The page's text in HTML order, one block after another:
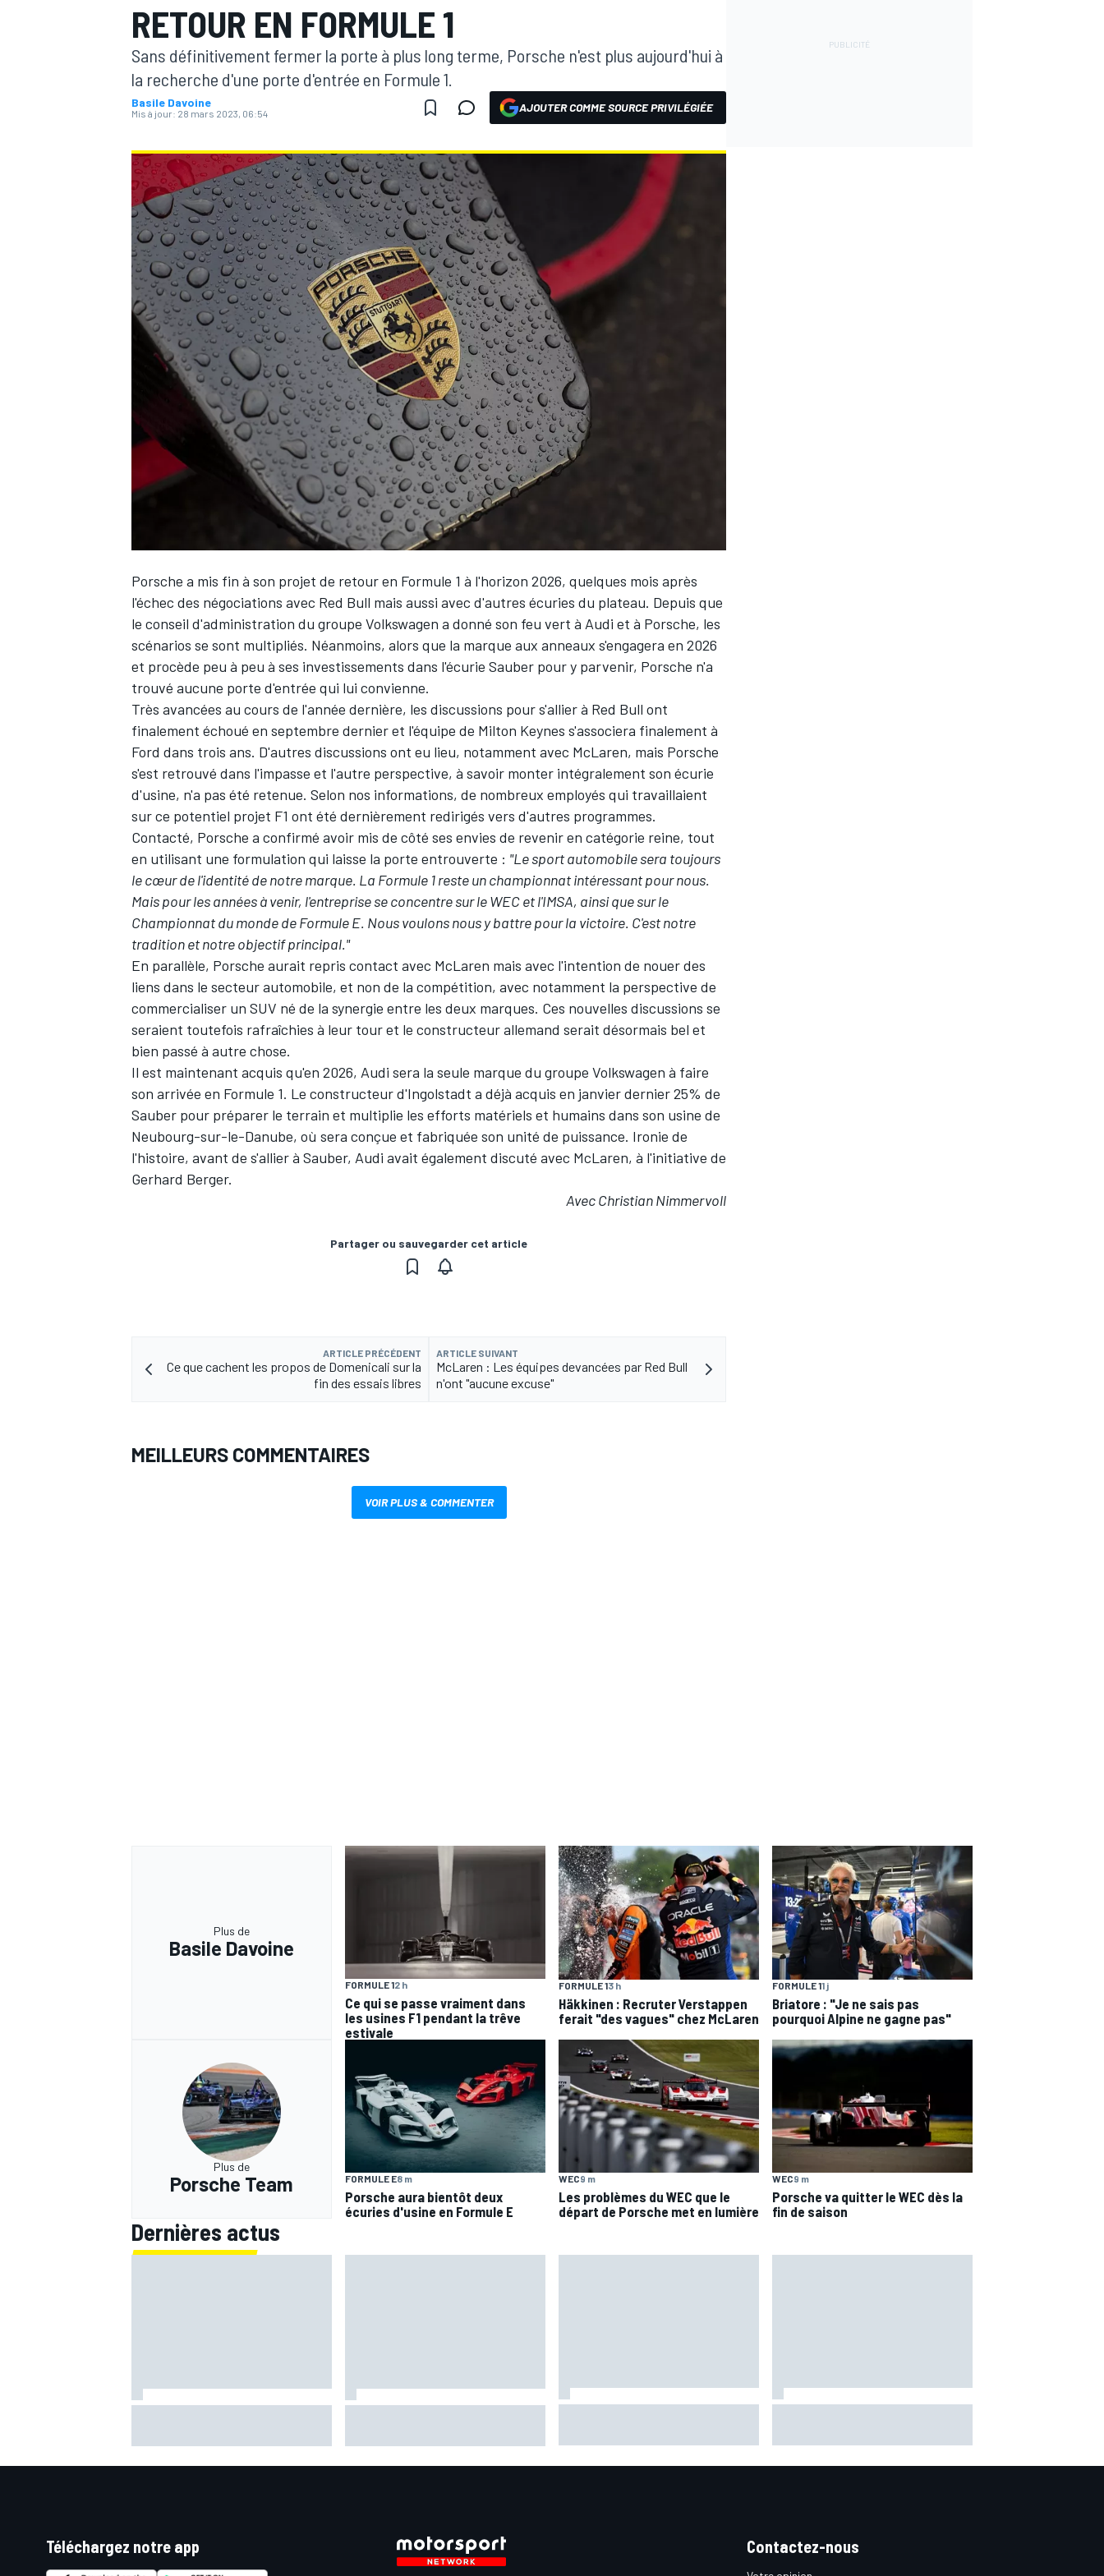
WRC
WEC
RETOUR EN FORMULE 1
Sans définitivement fermer la porte à plus long terme, Porsche n'est plus aujourd'hui à
la recherche d'une porte d'entrée en Formule 1.
Basile Davoine
Mis à jour: 28 mars 2023, 06:54 AJOUTER COMME SOURCE PRIVILÉGIÉE
Porsche a mis fin à son projet de retour en Formule 1 à l'horizon 2026, quelques mois après
l'échec des négociations avec Red Bull mais aussi avec d'autres écuries du plateau. Depuis que
le conseil d'administration du groupe Volkswagen a donné son feu vert à Audi et à Porsche, les
scénarios se sont multipliés. Néanmoins, alors que la marque aux anneaux s'engagera en 2026
et procède peu à peu à ses investissements dans l'écurie Sauber pour y parvenir, Porsche n'a
trouvé aucune porte d'entrée qui lui convienne.
Très avancées au cours de l'année dernière, les discussions pour s'allier à Red Bull ont
finalement échoué en septembre dernier et l'équipe de Milton Keynes s'associera finalement à
Ford dans trois ans. D'autres discussions ont eu lieu, notamment avec McLaren, mais Porsche
s'est retrouvé dans l'impasse et l'autre perspective, à savoir monter intégralement son écurie
d'usine, n'a pas été retenue. Selon nos informations, de nombreux employés qui travaillaient
sur ce potentiel projet F1 ont été dernièrement redirigés vers d'autres programmes.
Contacté, Porsche a confirmé avoir mis de côté ses envies de revenir en catégorie reine, tout
en utilisant une formulation qui laisse la porte entrouverte : "Le sport automobile sera toujours
le cœur de l'identité de notre marque. La Formule 1 reste un championnat intéressant pour nous.
Mais pour les années à venir, l'entreprise se concentre sur le WEC et l'IMSA, ainsi que sur le
Championnat du monde de Formule E. Nous voulons nous y battre pour la victoire. C'est notre
tradition et notre objectif principal."
En parallèle, Porsche aurait repris contact avec McLaren mais avec l'intention de nouer des
liens dans le secteur automobile, et non de la compétition, avec notamment la perspective de
commercialiser un SUV né de la synergie entre les deux marques. Ces nouvelles discussions se
seraient toutefois rafraîchies à leur tour et le constructeur allemand serait désormais bel et
bien passé à autre chose.
Il est maintenant acquis qu'en 2026, Audi sera la seule marque du groupe Volkswagen à faire
son arrivée en Formule 1. Le constructeur d'Ingolstadt a déjà acquis en janvier dernier 25% de
Sauber pour préparer le terrain et multiplie les efforts matériels et humains dans son usine de
Neubourg-sur-le-Danube, où sera conçue et fabriquée son unité de puissance. Ironie de
l'histoire, avant de s'allier à Sauber, Audi avait également discuté avec McLaren, à l'initiative de
Gerhard Berger.
Avec Christian Nimmervoll
Partager ou sauvegarder cet article
ARTICLE PRÉCÉDENT
Ce que cachent les propos de Domenicali sur la
fin des essais libres
ARTICLE SUIVANT
McLaren : Les équipes devancées par Red Bull
n'ont "aucune excuse"
MEILLEURS COMMENTAIRES
VOIR PLUS & COMMENTER
Plus de
Basile Davoine
FORMULE 12 h
Ce qui se passe vraiment dans
les usines F1 pendant la trêve
estivale
FORMULE 13 h
Häkkinen : Recruter Verstappen
ferait "des vagues" chez McLaren
FORMULE 11 j
Briatore : "Je ne sais pas
pourquoi Alpine ne gagne pas"
Plus de
Porsche Team FORMULE E8 m
Porsche aura bientôt deux
écuries d'usine en Formule E
WEC9 m
Les problèmes du WEC que le
départ de Porsche met en lumière
WEC9 m
Porsche va quitter le WEC dès la
fin de saison
Dernières actus
après les accidents
estivale
Téléchargez notre app Contactez-nous